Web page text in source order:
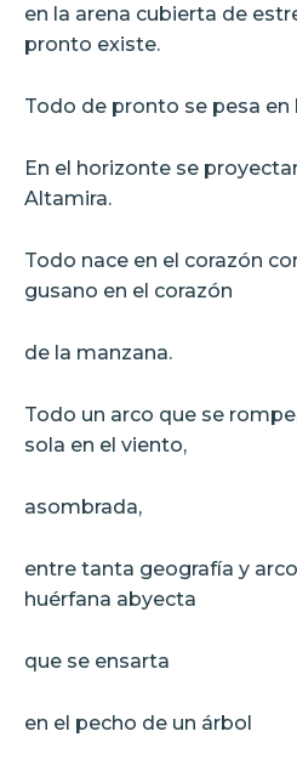
en la arena cubierta de
pronto existe.
Todo de pronto se pesa en
En el horizonte se
Altamira.
Todo nace en el corazón
gusano en el corazón
de la manzana.
Todo un arco que se
sola en el viento,
asombrada,
entre tanta geografía y
huérfana abyecta
que se ensarta
en el pecho de un árbol